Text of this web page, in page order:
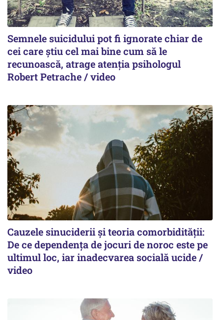
Semnele suicidului pot fi ignorate chiar de
cei care știu cel mai bine cum să le
recunoască, atrage atenția psihologul
Robert Petrache / video
Cauzele sinuciderii și teoria comorbidității:
De ce dependența de jocuri de noroc este pe
ultimul loc, iar inadecvarea socială ucide /
video